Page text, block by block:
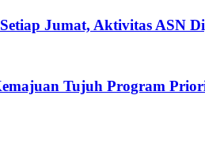
Jumat, Aktivitas ASN
Tujuh Program